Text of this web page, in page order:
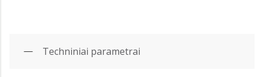
Techniniai parametrai